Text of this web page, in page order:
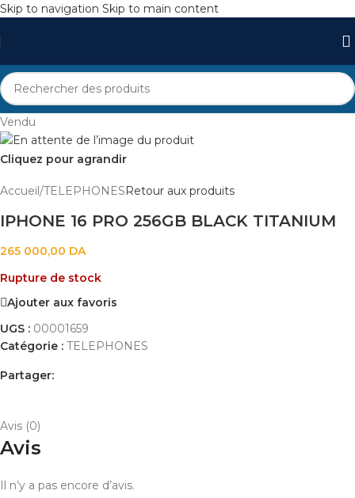
Skip to navigation Skip to main content
Vendu
Cliquez pour agrandir
Accueil /TELEPHONES Retour aux produits
IPHONE 16 PRO 256GB BLACK TITANIUM
265 000,00 DA
Rupture de stock
Ajouter aux favoris
UGS : 00001659
Catégorie : TELEPHONES
Partager:
Avis (0)
Avis
Il n’y a pas encore d’avis.